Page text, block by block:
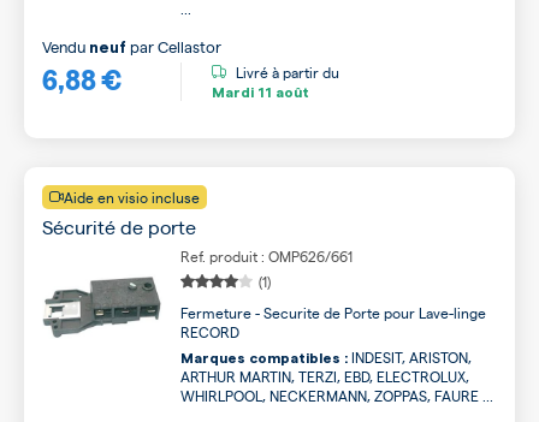
6,88 €
Vendu neuf parCellastor
Livré à partir du
Mardi 11 août
Aide en visio incluse
Sécurité de porte
Ref. produit : OMP626/661
(1)
Fermeture - Securite de Porte pour Lave-linge
RECORD
Marques compatibles : INDESIT, ARISTON,
ARTHUR MARTIN, TERZI, EBD, ELECTROLUX,
WHIRLPOOL, NECKERMANN, ZOPPAS, FAURE ...